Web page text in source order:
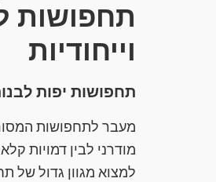
תחפושות
וייחודיות
תחפושות יפות
מעבר לתחפושות
מודרני לבין דמויות
למצוא מגוון גדול של